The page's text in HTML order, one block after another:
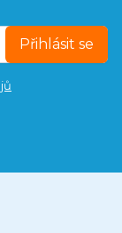
Přihlásit se